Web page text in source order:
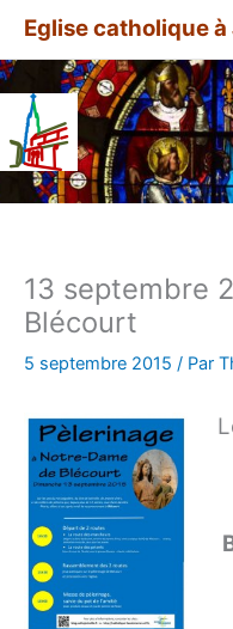
contenu
Eglise catholique
13 septembre
Blécourt
5 septembre 2015 / Par
A
i
c
r
c
v
é
s